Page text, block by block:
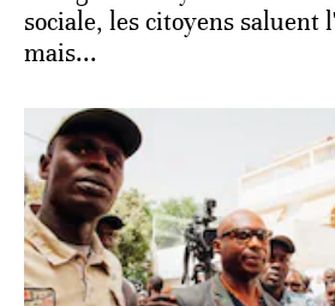
sociale, les citoyens saluent
mais...